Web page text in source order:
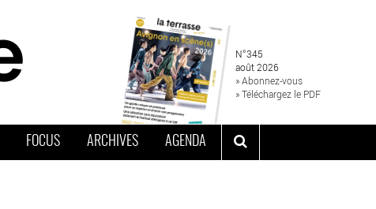
N°345
août 2026
» Abonnez-vous
» Téléchargez le PDF
FOCUS ARCHIVES AGENDA